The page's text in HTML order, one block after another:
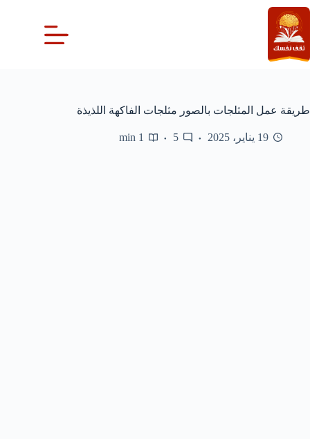
التجاوز
إلى
المحتوى
طريقة عمل المثلجات بالصور مثلجات الفاكهة اللذيذة
19 يناير، 2025 5
1 min